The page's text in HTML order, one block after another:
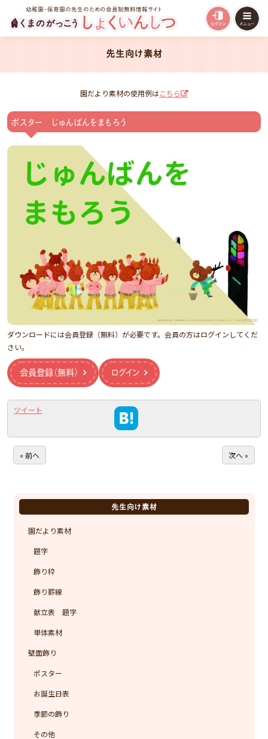
幼稚園・保育園の先生のための会員制無料情報サイト
先生向け素材
園だより素材の使用例はこちら
ポスター じゅんばんをまもろう
ダウンロードには会員登録（無料）が必要です。会員の方はログインしてくだ
さい。
会員登録（無料） ログイン
ツイート
« 前へ 次へ »
先生向け素材
園だより素材
題字
飾り枠
飾り罫線
献立表 題字
単体素材
壁面飾り
ポスター
お誕生日表
季節の飾り
その他